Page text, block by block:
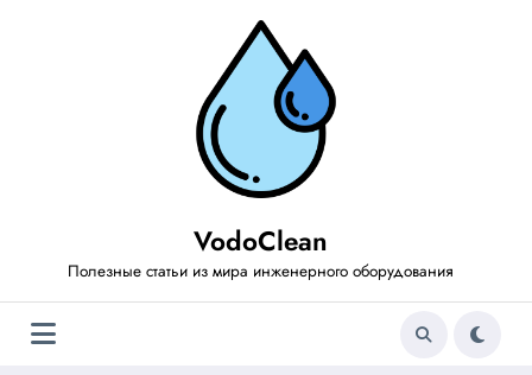
VodoClean
Полезные статьи из мира инженерного оборудования